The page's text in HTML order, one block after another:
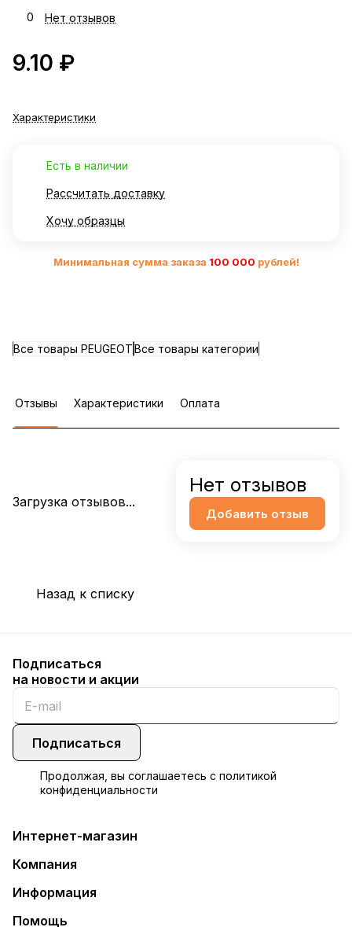
0 Нет отзывов
9.10 ₽
Характеристики
Есть в наличии
Рассчитать доставку
Хочу образцы
Минимальная сумма заказа 100 000 рублей!
Все товары PEUGEOTВсе товары категории
Отзывы Характеристики Оплата
Загрузка отзывов...
Нет отзывов
Добавить отзыв
Назад к списку
Подписаться
на новости и акции
Подписаться
Продолжая, вы соглашаетесь с политикой
конфиденциальности
Интернет-магазин
Компания
Информация
Помощь